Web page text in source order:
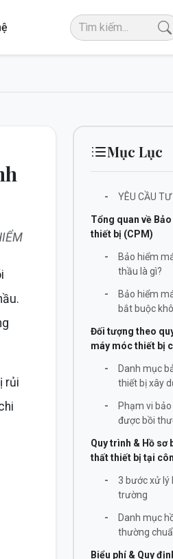
rủi
Mục Lục
- YÊU CẦU TƯ
Tổng quan về
thiết bị (CPM)
-
Bảo hiểm
thầu là gì?
-
Bảo hiểm
bắt buộc
Đối tượng theo
máy móc thiết bị
-
Danh mục
thiết bị xây
-
Phạm vi
được bồi
Quy trình & Hồ sơ
thất thiết bị tại
-
3 bước xử lý
trường
-
Danh mục
thường
Biểu phí & Quy